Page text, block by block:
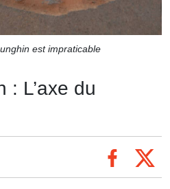
est impraticable
: L’axe du